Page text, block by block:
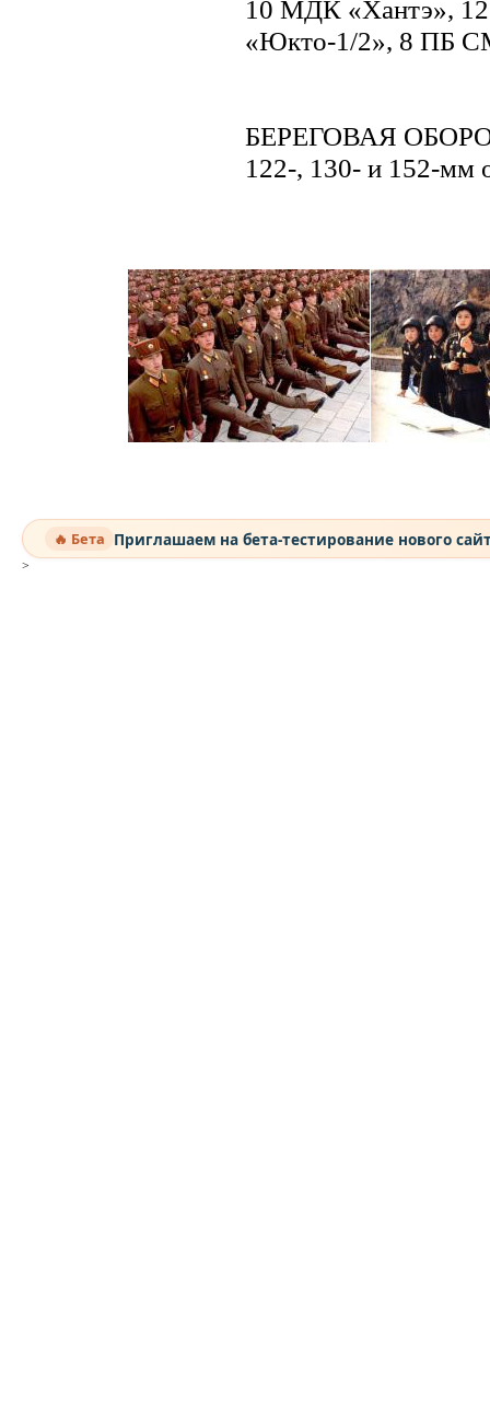
10 МДК «Хантэ»,
«Юкто-1/2», 8 ПБ
БЕРЕГОВАЯ
122-, 130- и 152-мм
🔥 Бета Приглашаем на бета-тестирование нового
>